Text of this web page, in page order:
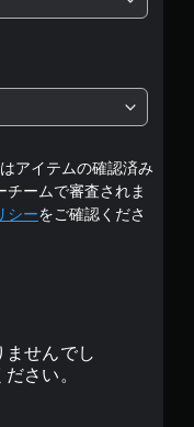
は
段
階
中
の
アイテムの確認済み
チームで審査されま
シーをご確認くださ
ませんでし
さい。